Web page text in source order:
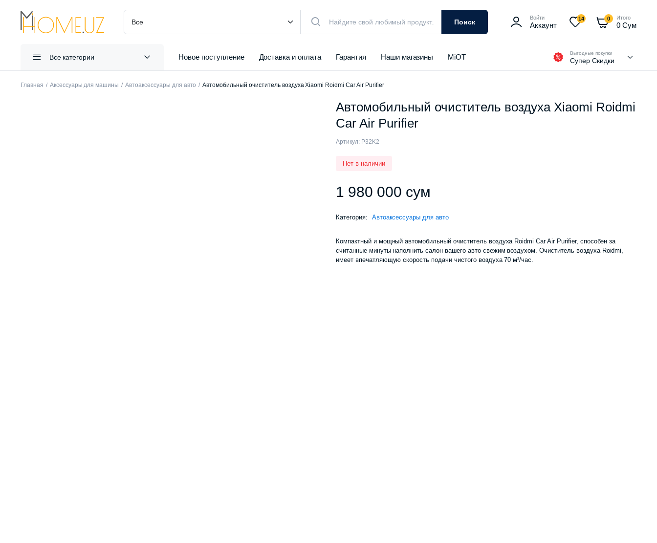
Поиск
Войти
Аккаунт
14 0 Итого
0Сум
Все категории Новое поступление Доставка и оплата Гарантия Наши магазины MiOT Выгодные покупки
Супер Скидки
Главная Аксессуары для машины Автоаксессуары для авто Автомобильный очиститель воздуха Xiaomi Roidmi Car Air Purifier
Автомобильный очиститель воздуха Xiaomi Roidmi
Car Air Purifier
Артикул: P32K2
Нет в наличии
1 980 000 сум
Категория: Автоаксессуары для авто
Компактный и мощный автомобильный очиститель воздуха Roidmi Car Air Purifier, способен за
считанные минуты наполнить салон вашего авто свежим воздухом. Очиститель воздуха Roidmi,
имеет впечатляющую скорость подачи чистого воздуха 70 м³/час.